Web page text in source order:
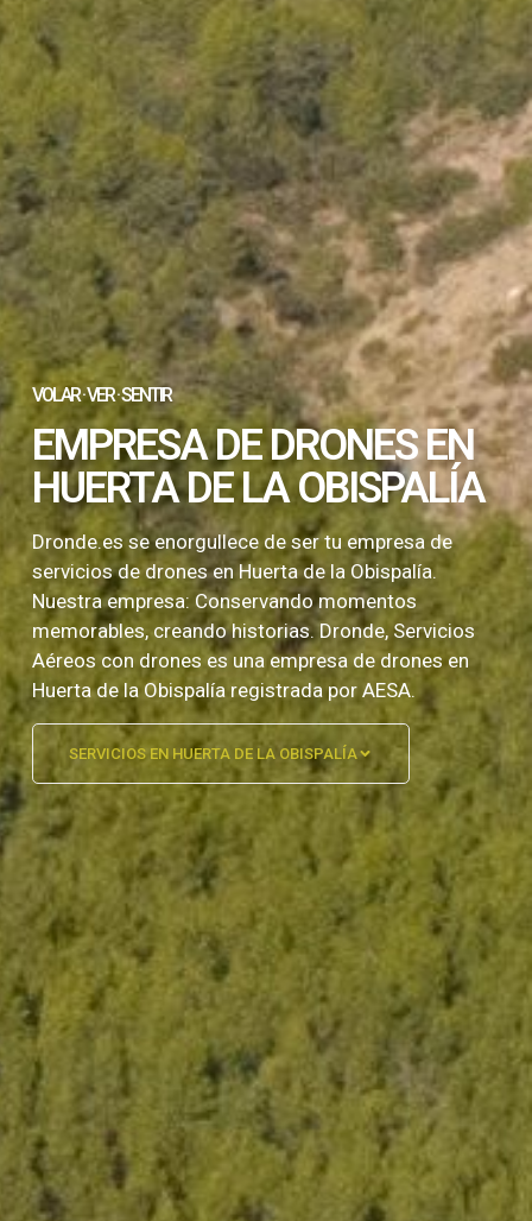
VOLAR · VER · SENTIR
EMPRESA DE DRONES EN
HUERTA DE LA OBISPALÍA
Dronde.es se enorgullece de ser tu empresa de
servicios de drones en Huerta de la Obispalía.
Nuestra empresa: Conservando momentos
memorables, creando historias. Dronde, Servicios
Aéreos con drones es una empresa de drones en
Huerta de la Obispalía registrada por AESA.
SERVICIOS EN HUERTA DE LA OBISPALÍA